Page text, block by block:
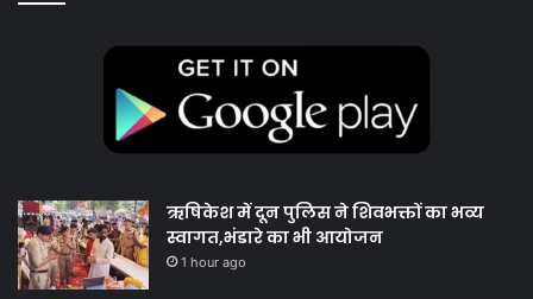
ऋषिकेश में दून पुलिस ने शिवभक्तों का भव्य
स्वागत,भंडारे का भी आयोजन
1 hour ago